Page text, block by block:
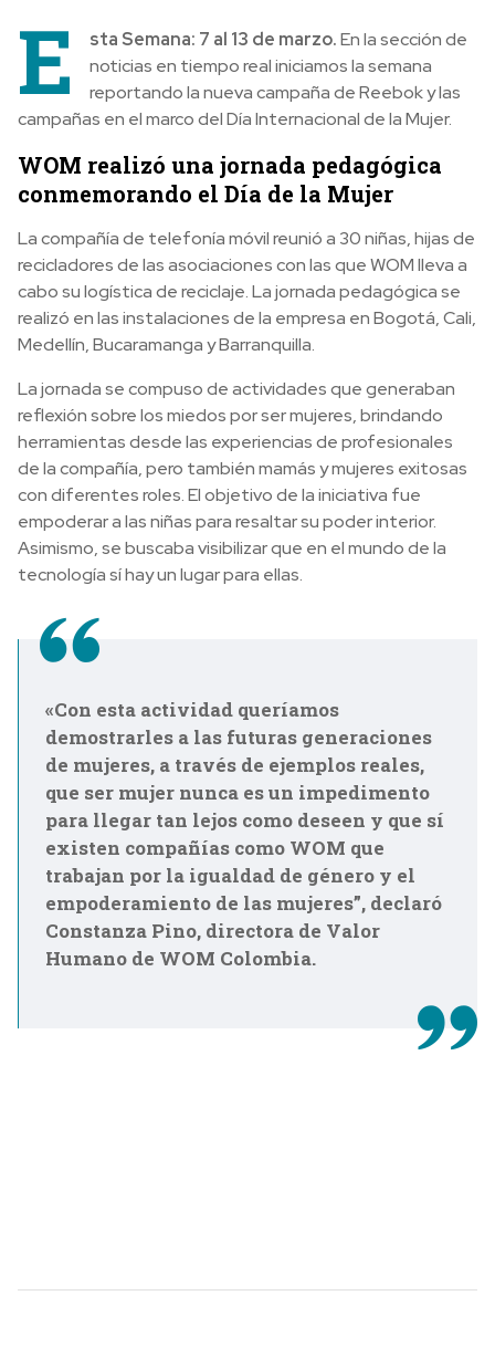
E sta Semana: 7 al 13 de marzo.En la sección de
noticias en tiempo real iniciamos la semana
reportando la nueva campaña de Reebok y las
campañas en el marco del Día Internacional de la Mujer.
WOM realizó una jornada pedagógica
conmemorando el Día de la Mujer
La compañía de telefonía móvil reunió a 30 niñas, hijas de
recicladores de las asociaciones con las que WOM lleva a
cabo su logística de reciclaje. La jornada pedagógica se
realizó en las instalaciones de la empresa en Bogotá, Cali,
Medellín, Bucaramanga y Barranquilla.
La jornada se compuso de actividades que generaban
reflexión sobre los miedos por ser mujeres, brindando
herramientas desde las experiencias de profesionales
de la compañía, pero también mamás y mujeres exitosas
con diferentes roles. El objetivo de la iniciativa fue
empoderar a las niñas para resaltar su poder interior.
Asimismo, se buscaba visibilizar que en el mundo de la
tecnología sí hay un lugar para ellas.
«Con esta actividad queríamos
demostrarles a las futuras generaciones
de mujeres, a través de ejemplos reales,
que ser mujer nunca es un impedimento
para llegar tan lejos como deseen y que sí
existen compañías como WOM que
trabajan por la igualdad de género y el
empoderamiento de las mujeres”, declaró
Constanza Pino, directora de Valor
Humano de WOM Colombia.